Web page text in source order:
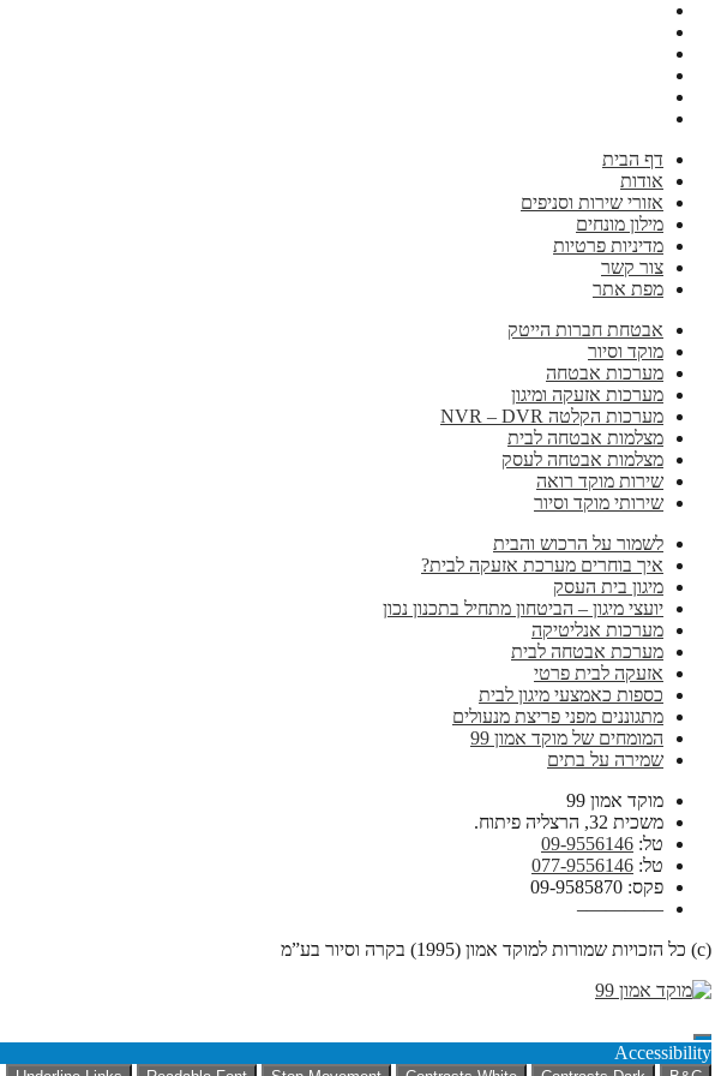
דף הבית
אודות
אזורי שירות וסניפים
מילון מונחים
מדיניות פרטיות
צור קשר
מפת אתר
אבטחת חברות הייטק
מוקד וסיור
מערכות אבטחה
מערכות אזעקה ומיגון
מערכות הקלטה NVR – DVR
מצלמות אבטחה לבית
מצלמות אבטחה לעסק
שירות מוקד רואה
שירותי מוקד וסיור
לשמור על הרכוש והבית
איך בוחרים מערכת אזעקה לבית?
מיגון בית העסק
יועצי מיגון – הביטחון מתחיל בתכנון נכון
מערכות אנליטיקה
מערכת אבטחה לבית
אזעקה לבית פרטי
כספות כאמצעי מיגון לבית
מתגוננים מפני פריצת מנעולים
המומחים של מוקד אמון 99
שמירה על בתים
מוקד אמון 99
משכית 32, הרצליה פיתוח.
טל: 09-9556146
טל: 077-9556146
פקס: 09-9585870
————–
(c) כל הזכויות שמורות למוקד אמון (1995) בקרה וסיור בע”מ
Accessibility